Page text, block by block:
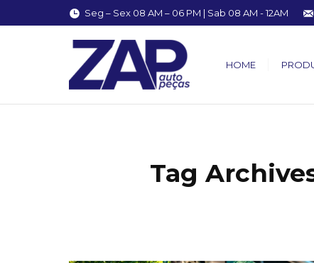
Seg – Sex 08 AM – 06 PM | Sab 08 AM - 12AM
HOME
Tag